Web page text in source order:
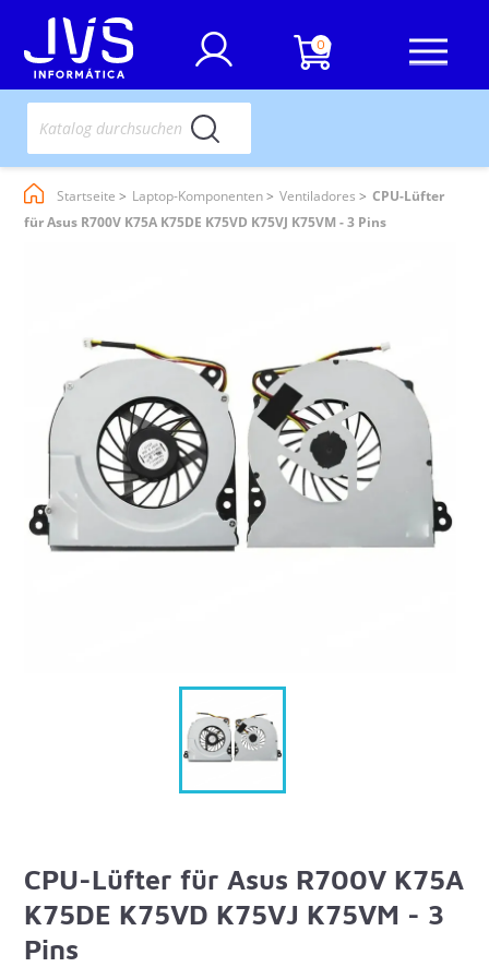
0
Startseite Laptop-Komponenten Ventiladores
CPU-Lüfter
für Asus R700V K75A K75DE K75VD K75VJ K75VM - 3 Pins
CPU-Lüfter für Asus R700V K75A
K75DE K75VD K75VJ K75VM - 3
Pins